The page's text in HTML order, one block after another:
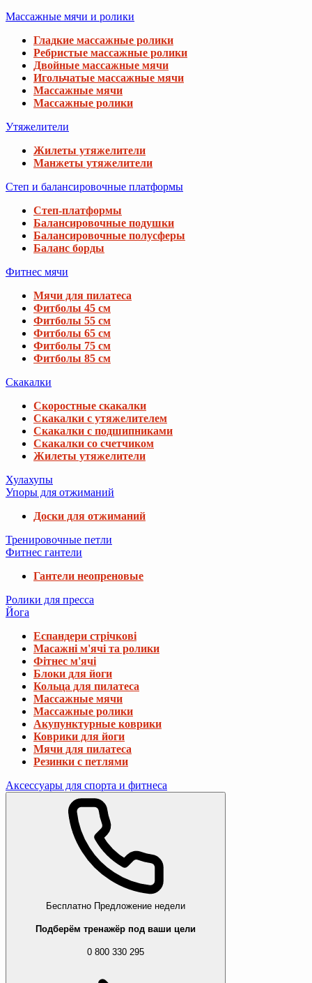
Массажные мячи и ролики
Гладкие массажные ролики
Ребристые массажные ролики
Двойные массажные мячи
Игольчатые массажные мячи
Массажные мячи
Массажные ролики
Утяжелители
Жилеты утяжелители
Манжеты утяжелители
Степ и балансировочные платформы
Степ-платформы
Балансировочные подушки
Балансировочные полусферы
Баланс борды
Фитнес мячи
Мячи для пилатеса
Фитболы 45 см
Фитболы 55 см
Фитболы 65 см
Фитболы 75 см
Фитболы 85 см
Скакалки
Скоростные скакалки
Скакалки с утяжелителем
Скакалки с подшипниками
Скакалки со счетчиком
Жилеты утяжелители
Хулахупы
Упоры для отжиманий
Доски для отжиманий
Тренировочные петли
Фитнес гантели
Гантели неопреновые
Ролики для пресса
Йога
Еспандери стрічкові
Масажні м'ячі та ролики
Фітнес м'ячі
Блоки для йоги
Кольца для пилатеса
Массажные мячи
Массажные ролики
Акупунктурные коврики
Коврики для йоги
Мячи для пилатеса
Резинки с петлями
Аксессуары для спорта и фитнеса
Бесплатно Предложение недели
Подберём тренажёр под ваши цели
0 800 330 295